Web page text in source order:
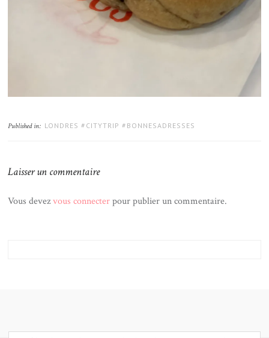
Published in: LONDRES #CITYTRIP #BONNESADRESSES
Laisser un commentaire
Vous devezvous connecterpour publier un commentaire.